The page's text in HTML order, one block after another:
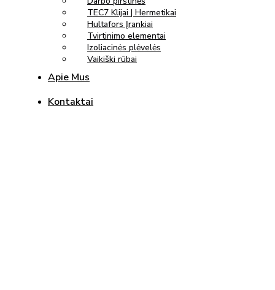
TEC7 Klijai | Hermetikai
Hultafors Įrankiai
Tvirtinimo elementai
Izoliacinės plėvelės
Vaikiški rūbai
Apie Mus
Kontaktai